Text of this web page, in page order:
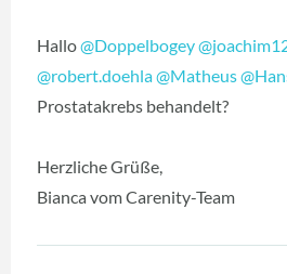
Hallo@Doppelbogey
@robert.doehla@Matheus
Prostatakrebs behandelt?
Herzliche Grüße,
Bianca vom Carenity-Team